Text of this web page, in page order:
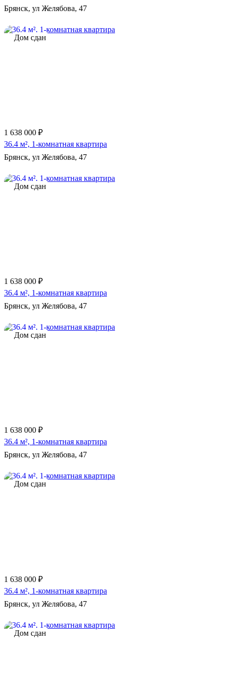
Брянск, ул Желябова, 47
Дом сдан
1 638 000 ₽
36.4 м², 1-комнатная квартира
Брянск, ул Желябова, 47
Дом сдан
1 638 000 ₽
36.4 м², 1-комнатная квартира
Брянск, ул Желябова, 47
Дом сдан
1 638 000 ₽
36.4 м², 1-комнатная квартира
Брянск, ул Желябова, 47
Дом сдан
1 638 000 ₽
36.4 м², 1-комнатная квартира
Брянск, ул Желябова, 47
Дом сдан